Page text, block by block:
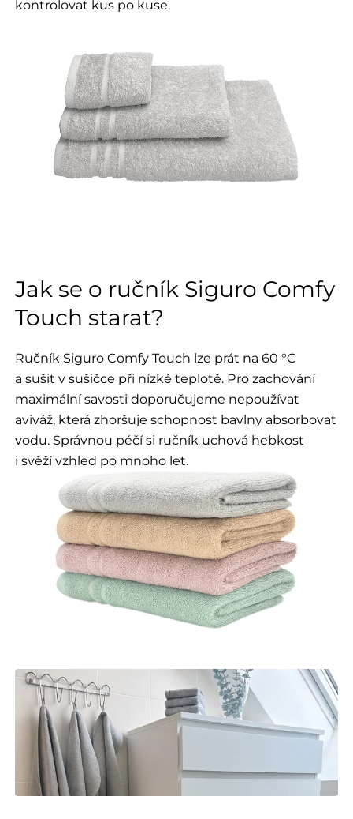
kontrolovat kus po kuse.
Jak se o ručník Siguro Comfy
Touch starat?
Ručník Siguro Comfy Touch lze prát na 60 °C
a sušit v sušičce při nízké teplotě. Pro zachování
maximální savosti doporučujeme nepoužívat
aviváž, která zhoršuje schopnost bavlny absorbovat
vodu. Správnou péčí si ručník uchová hebkost
i svěží vzhled po mnoho let.